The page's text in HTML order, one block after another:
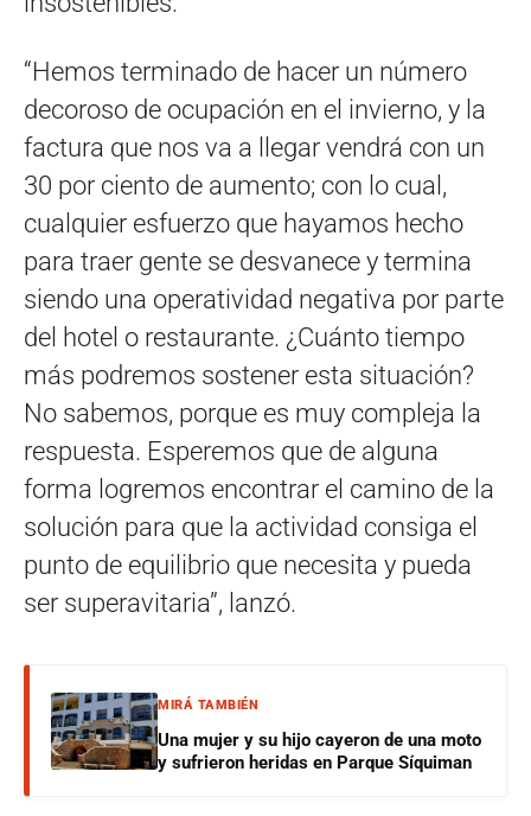
“Hemos terminado de hacer un número
decoroso de ocupación en el invierno, y la
factura que nos va a llegar vendrá con un
30 por ciento de aumento; con lo cual,
cualquier esfuerzo que hayamos hecho
para traer gente se desvanece y termina
siendo una operatividad negativa por parte
del hotel o restaurante. ¿Cuánto tiempo
más podremos sostener esta situación?
No sabemos, porque es muy compleja la
respuesta. Esperemos que de alguna
forma logremos encontrar el camino de la
solución para que la actividad consiga el
punto de equilibrio que necesita y pueda
ser superavitaria”, lanzó.
MIRÁ TAMBIÉN
Una mujer y su hijo cayeron de una moto
y sufrieron heridas en Parque Síquiman